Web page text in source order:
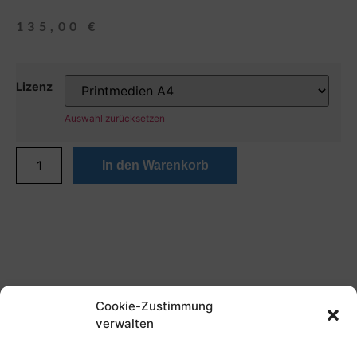
Cookie-Zustimmung
verwalten
135,00 €
Lizenz
Auswahl zurücksetzen
In den Warenkorb